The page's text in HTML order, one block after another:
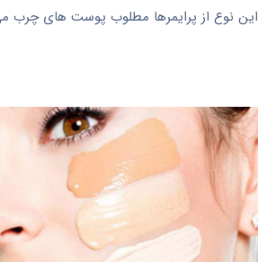
این نوع از پرایمرها مطلوب پوست های چرب